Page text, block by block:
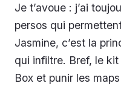
Je t’avoue : j’ai
persos qui
Jasmine, c’est la
qui infiltre. Bref, le
Box et punir les